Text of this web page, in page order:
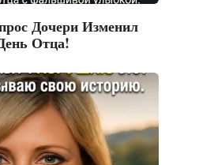
Дочери Изменил
Отца!